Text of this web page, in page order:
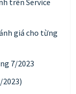
giá cho từng
7/2023